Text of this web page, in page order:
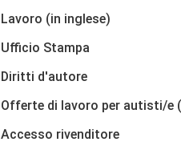
Lavoro (in inglese)
Ufficio Stampa
Diritti d'autore
Offerte di lavoro per autisti/e
Accesso rivenditore